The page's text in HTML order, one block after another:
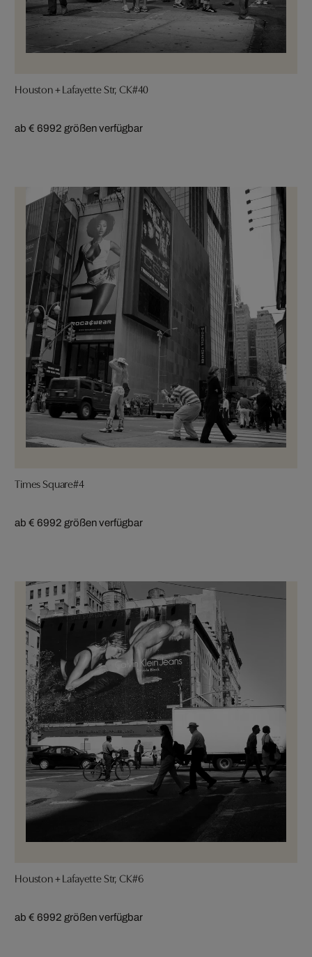
Houston + Lafayette Str, CK#40
ab € 6992 größen verfügbar
Times Square#4
ab € 6992 größen verfügbar
Houston + Lafayette Str, CK#6
ab € 6992 größen verfügbar